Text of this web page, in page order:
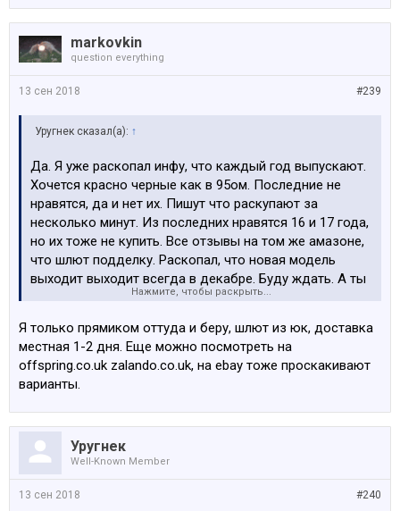
markovkin
question everything
#239
13 сен 2018
Уругнек сказал(а): ↑
Да. Я уже раскопал инфу, что каждый год выпускают.
Хочется красно черные как в 95ом. Последние не
нравятся, да и нет их. Пишут что раскупают за
несколько минут. Из последних нравятся 16 и 17 года,
но их тоже не купить. Все отзывы на том же амазоне,
что шлют подделку. Раскопал, что новая модель
выходит выходит всегда в декабре. Буду ждать. А ты
покупаешь с сайта nike.com? Они шлют откуда то из
нас я думаю фиг такие найдешь.
Нажмите, чтобы раскрыть...
Я только прямиком оттуда и беру, шлют из юк, доставка
местная 1-2 дня. Еще можно посмотреть на
offspring.co.uk zalando.co.uk, на ebay тоже проскакивают
варианты.
Уругнек
Well-Known Member
#240
13 сен 2018